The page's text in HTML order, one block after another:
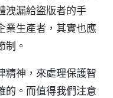
洩漏給盜版者的手
業生產者，其實也應
制。
精神，來處理保護智
的。而值得我們注意